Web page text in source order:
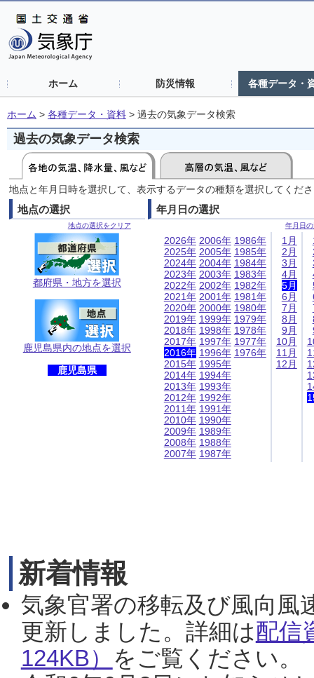
ホーム 防災情報 各種データ・
ホーム > 各種データ・資料 > 過去の気象データ検索
過去の気象データ検索
地点と年月日時を選択して、表示するデータの種類を選択してくだ
地点の選択
地点の選択をクリア
都府県・地方を選択
鹿児島県内の地点を選択
鹿児島県
年月日の選択
年月日
2026年
2025年
2024年
2023年
2022年
2021年
2020年
2019年
2018年
2017年
2016年
2015年
2014年
2013年
2012年
2011年
2010年
2009年
2008年
2007年
2006年
2005年
2004年
2003年
2002年
2001年
2000年
1999年
1998年
1997年
1996年
1995年
1994年
1993年
1992年
1991年
1990年
1989年
1988年
1987年
1986年
1985年
1984年
1983年
1982年
1981年
1980年
1979年
1978年
1977年
1976年
1月
2月
3月
4月
5月
6月
7月
8月
9月
10月
11月
12月
新着情報
気象官署の移転及び風向風
更新しました。詳細は配信
124KB） をご覧ください。